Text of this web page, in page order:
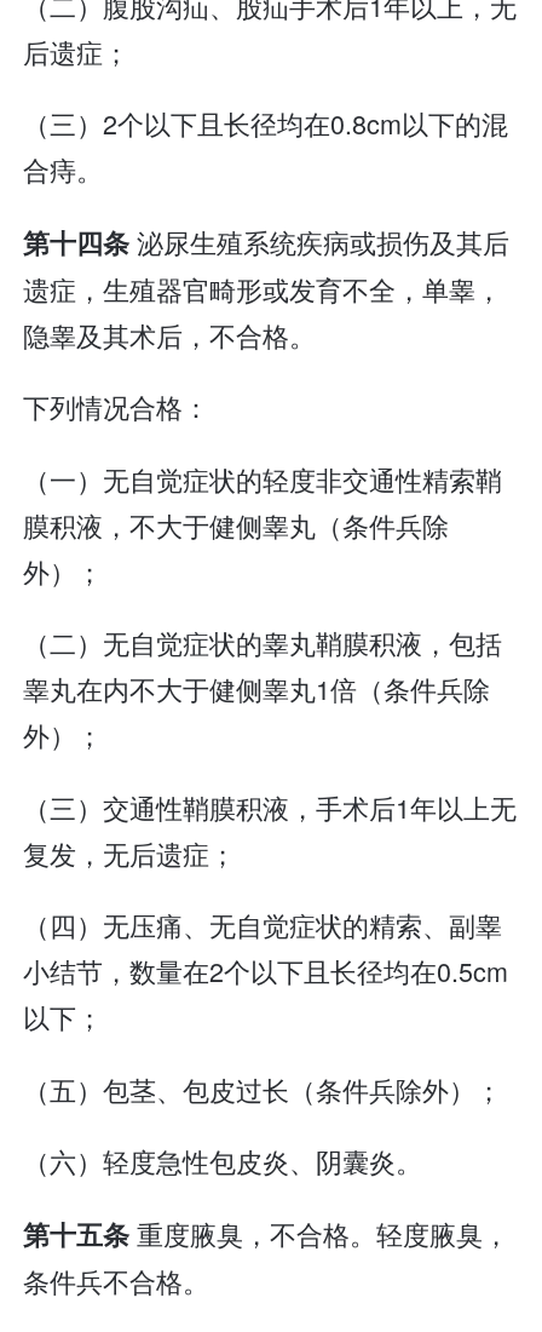
后遗症；
（三）2个以下且长径均在0.8cm以下的混
合痔。
第十四条泌尿生殖系统疾病或损伤及其后
遗症，生殖器官畸形或发育不全，单睾，
隐睾及其术后，不合格。
下列情况合格：
（一）无自觉症状的轻度非交通性精索鞘
膜积液，不大于健侧睾丸（条件兵除
外）；
（二）无自觉症状的睾丸鞘膜积液，包括
睾丸在内不大于健侧睾丸1倍（条件兵除
外）；
（三）交通性鞘膜积液，手术后1年以上无
复发，无后遗症；
（四）无压痛、无自觉症状的精索、副睾
小结节，数量在2个以下且长径均在0.5cm
以下；
（五）包茎、包皮过长（条件兵除外）；
（六）轻度急性包皮炎、阴囊炎。
第十五条重度腋臭，不合格。轻度腋臭，
条件兵不合格。